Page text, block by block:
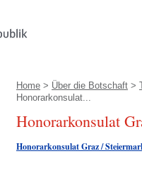
Home > Über die Botschaft >
Honorarkonsulat...
Honorarkonsulat
Honorarkonsulat Graz /